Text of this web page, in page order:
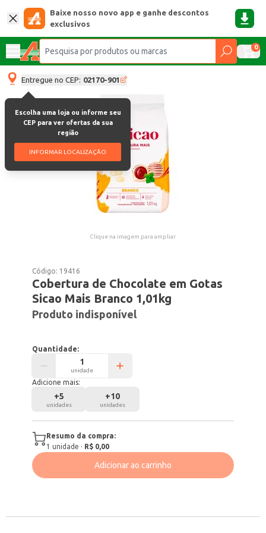
Baixe nosso novo app e ganhe descontos
exclusivos
0
Entregue no CEP: 02170-901
Escolha uma loja ou informe seu
CEP para ver ofertas da sua
região
INFORMAR LOCALIZAÇÃO
Clique na imagem para ampliar.
Código: 19416
Cobertura de Chocolate em Gotas
Sicao Mais Branco 1,01kg
Produto indisponível
Quantidade:
unidade
Adicione mais:
+5
unidades
+10
unidades
Resumo da compra:
1 unidade · R$ 0,00
Adicionar ao carrinho